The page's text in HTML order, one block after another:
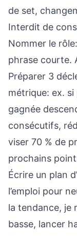
de set,
Interdit de
Nommer le
phrase courte.
Préparer 3
métrique: ex.
gagnée
consécutifs,
viser 70 % de
prochains
Écrire un plan
l’emploi pour
la tendance, je
basse, lancer